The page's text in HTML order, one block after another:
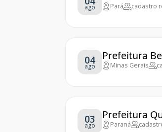
ago Pará cadastro
04
ago
Prefeitura
Minas Gerais
03
ago
Prefeitura
Paraná